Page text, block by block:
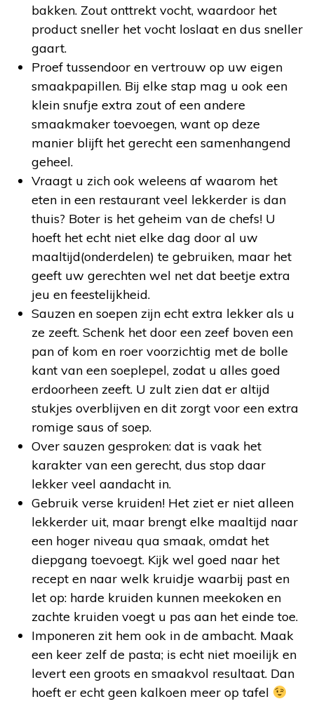
bakken. Zout onttrekt vocht, waardoor het
product sneller het vocht loslaat en dus sneller
gaart.
Proef tussendoor en vertrouw op uw eigen
smaakpapillen. Bij elke stap mag u ook een
klein snufje extra zout of een andere
smaakmaker toevoegen, want op deze
manier blijft het gerecht een samenhangend
geheel.
Vraagt u zich ook weleens af waarom het
eten in een restaurant veel lekkerder is dan
thuis? Boter is het geheim van de chefs! U
hoeft het echt niet elke dag door al uw
maaltijd(onderdelen) te gebruiken, maar het
geeft uw gerechten wel net dat beetje extra
jeu en feestelijkheid.
Sauzen en soepen zijn echt extra lekker als u
ze zeeft. Schenk het door een zeef boven een
pan of kom en roer voorzichtig met de bolle
kant van een soeplepel, zodat u alles goed
erdoorheen zeeft. U zult zien dat er altijd
stukjes overblijven en dit zorgt voor een extra
romige saus of soep.
Over sauzen gesproken: dat is vaak het
karakter van een gerecht, dus stop daar
lekker veel aandacht in.
Gebruik verse kruiden! Het ziet er niet alleen
lekkerder uit, maar brengt elke maaltijd naar
een hoger niveau qua smaak, omdat het
diepgang toevoegt. Kijk wel goed naar het
recept en naar welk kruidje waarbij past en
let op: harde kruiden kunnen meekoken en
zachte kruiden voegt u pas aan het einde toe.
Imponeren zit hem ook in de ambacht. Maak
een keer zelf de pasta; is echt niet moeilijk en
levert een groots en smaakvol resultaat. Dan
hoeft er echt geen kalkoen meer op tafel